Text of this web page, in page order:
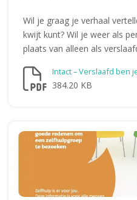
Wil je graag je verhaal
kwijt kunt? Wil je weer als
plaats van alleen als
384.20 KB
Intact – Verslaafd ben